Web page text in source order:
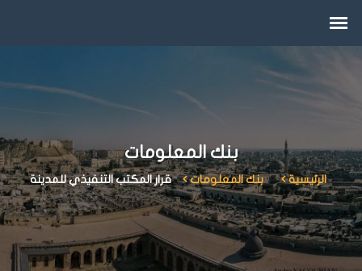
بنك المعلومات
الرئيسية بنك المعلومات قرار المكتب التنفيذي للمدينة